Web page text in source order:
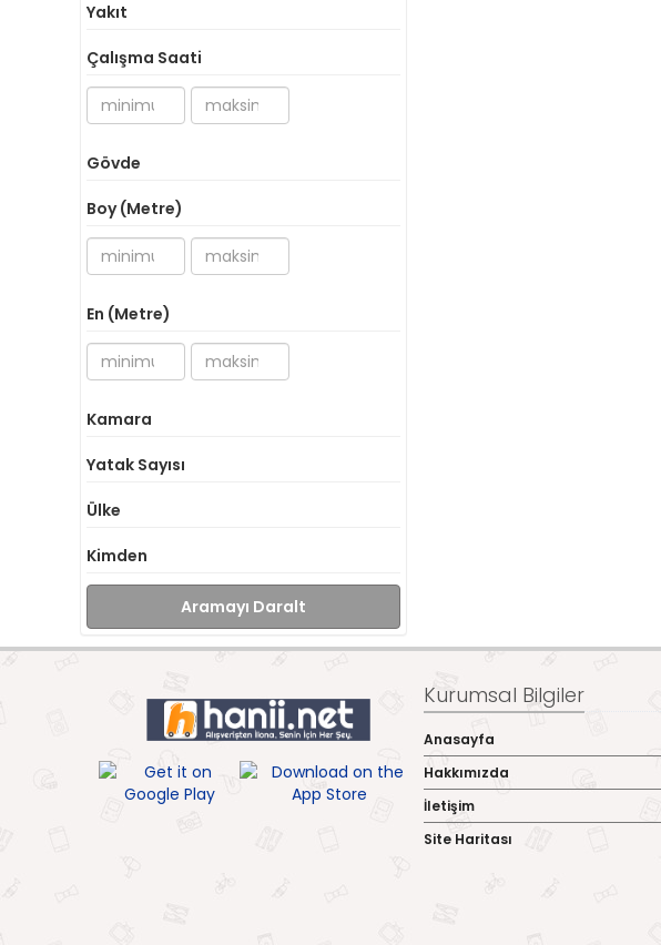
Yakıt
Çalışma Saati
Gövde
Boy (Metre)
En (Metre)
Kamara
Yatak Sayısı
Ülke
Kimden
Aramayı Daralt
Kurumsal Bilgiler
Anasayfa
Hakkımızda
İletişim
Site Haritası